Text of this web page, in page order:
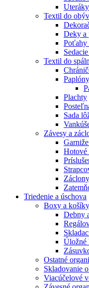
Uteráky
Textil do
Deky a
Poťahy
Textil do
Paplóny
Plachty
Sada
Závesy a
Hotové
Záclony
Triedenie a úschova
Boxy a košíky
Debny
Úložné
Ostatné
Skladovanie
Viacúčelové